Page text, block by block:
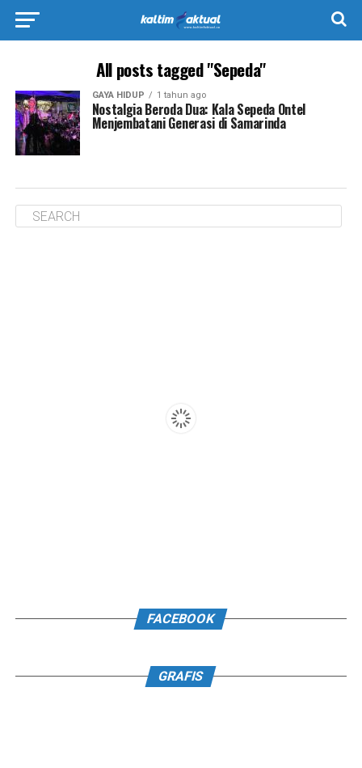
All posts tagged "Sepeda"
GAYA HIDUP 1 tahun ago
Nostalgia Beroda Dua: Kala Sepeda Ontel
Menjembatani Generasi di Samarinda
FACEBOOK
GRAFIS